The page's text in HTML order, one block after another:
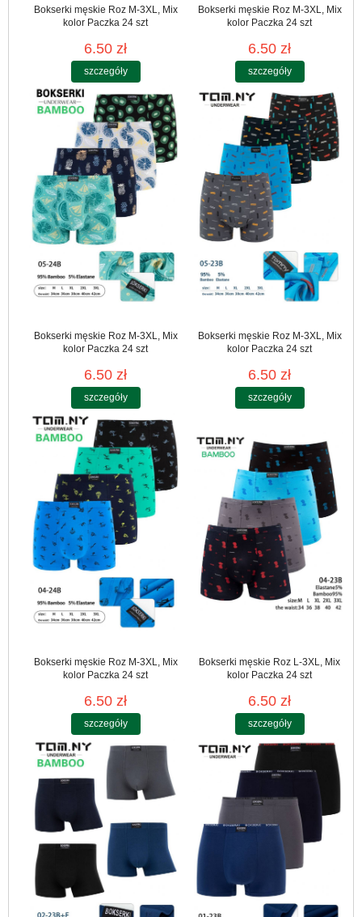
Bokserki męskie Roz M-3XL, Mix
kolor Paczka 24 szt
6.50 zł
szczegóły
Bokserki męskie Roz M-3XL, Mix
kolor Paczka 24 szt
6.50 zł
szczegóły
Bokserki męskie Roz M-3XL, Mix
kolor Paczka 24 szt
6.50 zł
szczegóły
Bokserki męskie Roz M-3XL, Mix
kolor Paczka 24 szt
6.50 zł
szczegóły
Bokserki męskie Roz M-3XL, Mix
kolor Paczka 24 szt
6.50 zł
szczegóły
Bokserki męskie Roz L-3XL, Mix
kolor Paczka 24 szt
6.50 zł
szczegóły